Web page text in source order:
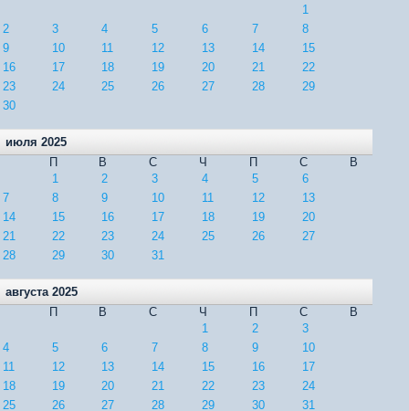
1
2
3 4 5 6 7
8
9
10 11 12 13 14
15
16
17 18 19 20 21
22
23
24 25 26 27 28
29
30
июля 2025
П
В С Ч П С
В
1
2 3 4 5
6
7
8 9 10 11 12
13
14
15 16 17 18 19
20
21
22 23 24 25 26
27
28
29 30 31
августа 2025
П
В С Ч П С
В
1
2
3
4
5 6 7 8 9
10
11
12 13 14 15 16
17
18
19 20 21 22 23
24
25
26 27 28 29 30 31